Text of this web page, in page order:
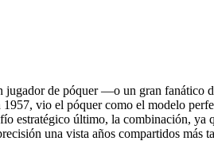
de póquer —o un gran fanático
vio el póquer como el modelo
estratégico último, la combinación,
una vista años compartidos más